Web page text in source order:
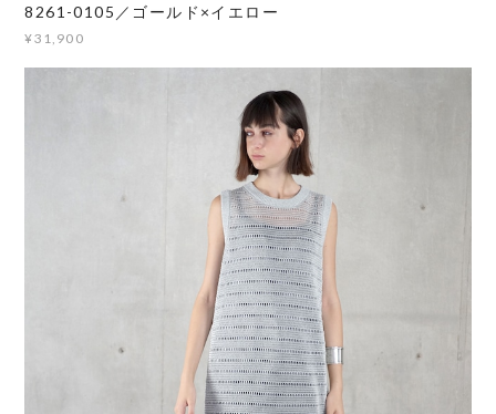
8261-0105／ゴールド×イエロー
¥31,900